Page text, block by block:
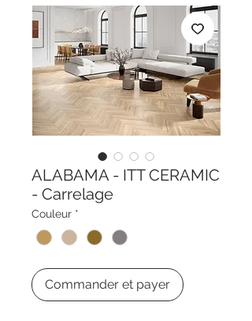
ALABAMA - ITT CERAMIC
- Carrelage
Couleur *
Commander et payer